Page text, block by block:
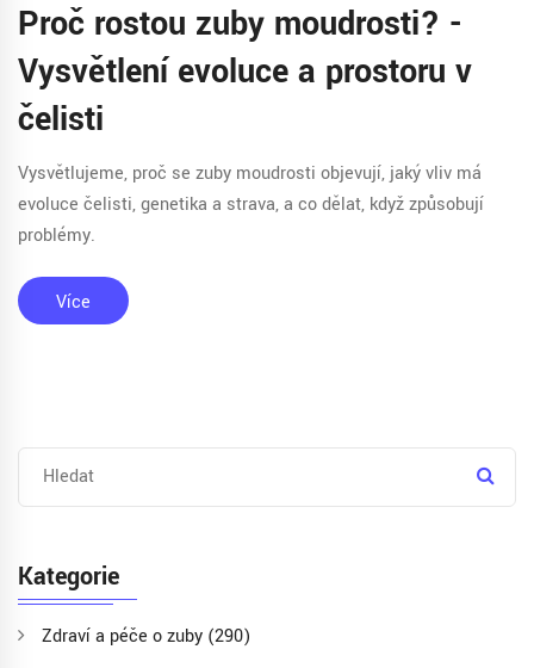
Proč rostou zuby moudrosti? -
Vysvětlení evoluce a prostoru v
čelisti
Vysvětlujeme, proč se zuby moudrosti objevují, jaký vliv má
evoluce čelisti, genetika a strava, a co dělat, když způsobují
problémy.
Více
Kategorie
Zdraví a péče o zuby (290)